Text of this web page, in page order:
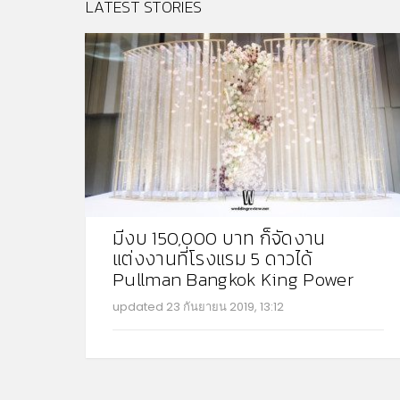
LATEST STORIES
มีงบ 150,000 บาท ก็จัดงาน
แต่งงานที่โรงแรม 5 ดาวได้
Pullman Bangkok King Power
updated 23 กันยายน 2019, 13:12